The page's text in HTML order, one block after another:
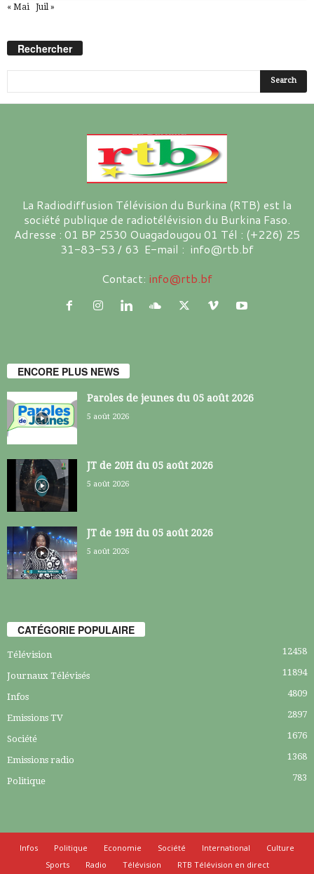
« Mai Juil »
Rechercher
La Radiodiffusion Télévision du Burkina (RTB) est la
société publique de radiotélévision du Burkina Faso.
Adresse : 01 BP 2530 Ouagadougou 01 Tél : (+226) 25
31-83-53 / 63 E-mail : info@rtb.bf
Contact: info@rtb.bf
ENCORE PLUS NEWS
Paroles de jeunes du 05 août 2026
5 août 2026
JT de 20H du 05 août 2026
5 août 2026
JT de 19H du 05 août 2026
5 août 2026
CATÉGORIE POPULAIRE
Télévision 12458
Journaux Télévisés 11894
Infos 4809
Emissions TV 2897
Société 1676
Emissions radio 1368
Politique 783
Infos Politique Economie Société International
Culture
Sports
Radio Télévision RTB Télévision en direct